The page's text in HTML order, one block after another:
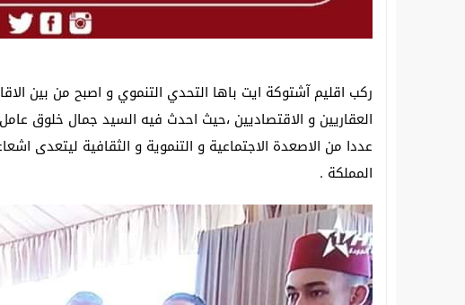
ركب اقليم آشتوكة ايت باها التحدي التنموي و اصبح من بين
العقاريين و الاقتصاديين ،حيث احدث فيه السيد جمال خلوق
عددا من الاصعدة الاجتماعية و التنموية و الثقافية
المملكة .